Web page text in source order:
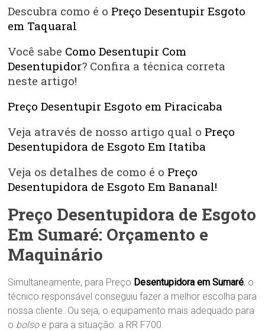
Descubra como é o Preço Desentupir Esgoto
em Taquaral
Você sabe Como Desentupir Com
Desentupidor? Confira a técnica correta
neste artigo!
Preço Desentupir Esgoto em Piracicaba
Veja através de nosso artigo qual o Preço
Desentupidora de Esgoto Em Itatiba
Veja os detalhes de como é o Preço
Desentupidora de Esgoto Em Bananal!
Preço Desentupidora de Esgoto
Em Sumaré: Orçamento e
Maquinário
Simultaneamente, para Preço Desentupidora em Sumaré, o
técnico responsável conseguiu fazer a melhor escolha para
nossa cliente. Ou seja, o equipamento mais adequado para
o bolsoe para a situação: a RR F700.